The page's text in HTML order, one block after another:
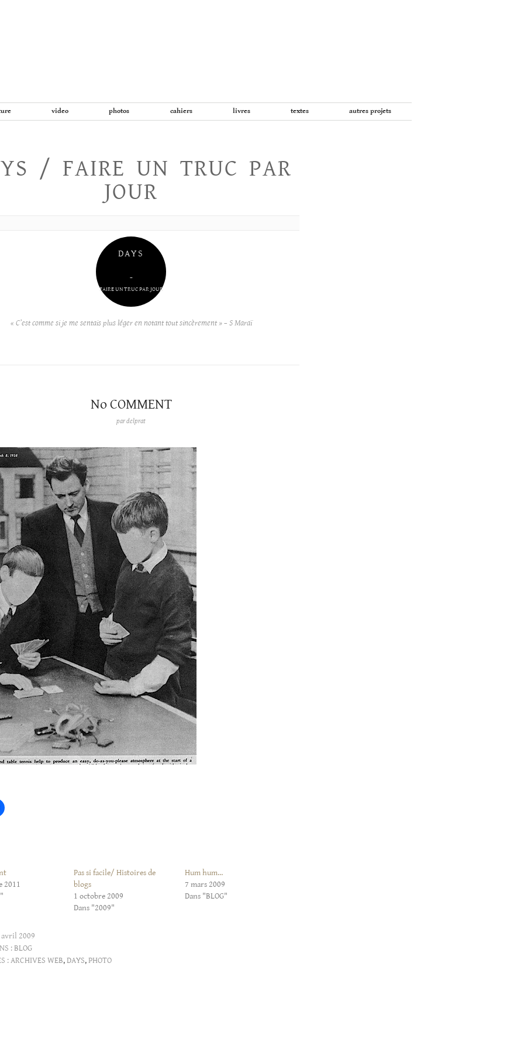
video photos cahiers livres textes autres projets
/ FAIRE UN TRUC PAR
JOUR
DAYS
–
FAIRE UN TRUC PAR JOUR
« C’est comme si je me sentais plus léger en notant tout sincèrement » – S Maraï
No COMMENT
pardelprat
2011
Pas si facile/ Histoires de
blogs
1 octobre 2009
Dans "2009"
Hum hum…
7 mars 2009
Dans "BLOG"
avril 2009
:BLOG
:ARCHIVES WEB,DAYS,PHOTO